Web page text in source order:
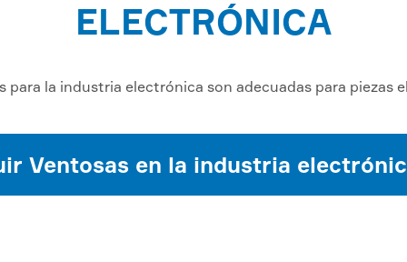
ELECTRÓNICA
para la industria electrónica son adecuadas para piezas
Ventosas en la industria